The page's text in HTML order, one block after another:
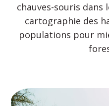
chauves-souris dans
cartographie des
populations pour